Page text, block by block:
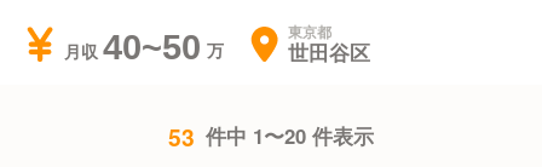
月収 40~50 東京都
世田谷区
53 件中 1〜20 件表示